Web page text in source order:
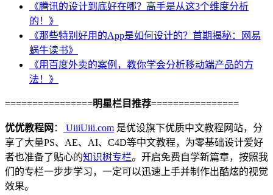
《腾讯的设计到底好在哪？高手是从这3个维度分析
的！》
《那些特别好用的App是如何设计的？首期揭秘：网易
蜗牛读书》
《用百度外卖的案例，教你学会分析移动端产品的方
法！》
================明星栏目推荐================
优优教程网 ： UiiiUiii.com 是优设旗下优质中文教程网站，分
享了大量PS、AE、AI、C4D等中文教程，为零基础设计爱好
者也准备了贴心的知识树专栏。开启免费自学新篇章，按照我
们的专栏一步步学习，一定可以迅速上手并制作出酷炫的视觉
效果。